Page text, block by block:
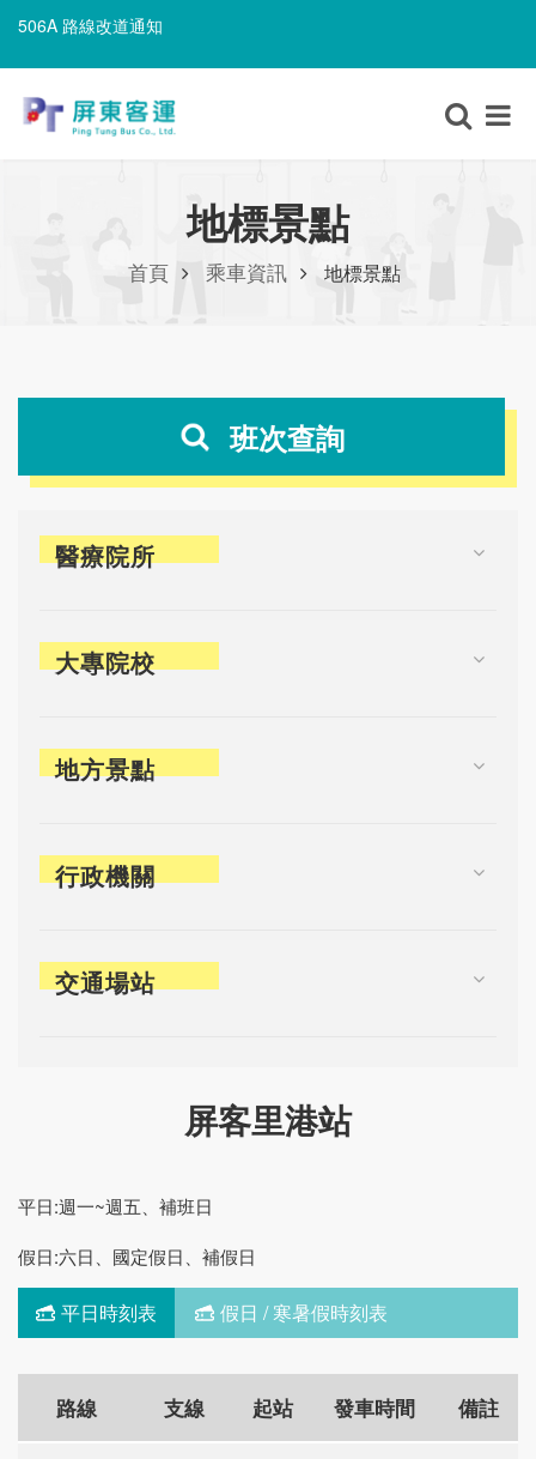
506A 路線改道通知
506A 路線改道通知
地標景點
首頁 乘車資訊 地標景點
班次查詢
醫療院所
大專院校
地方景點
行政機關
交通場站
屏客里港站
平日:週一~週五、補班日
假日:六日、國定假日、補假日
平日時刻表 假日 / 寒暑假時刻表
路線 支線 起站 發車時間 備註